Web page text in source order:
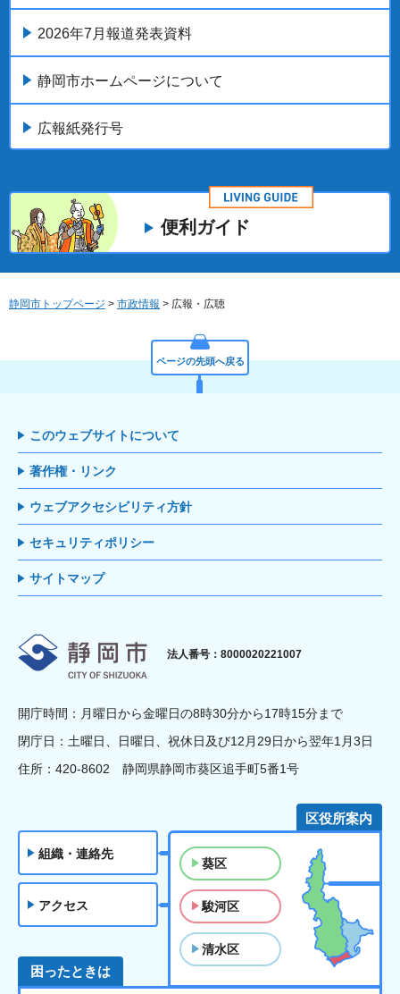
2026年7月報道発表資料
静岡市ホームページについて
広報紙発行号
便利ガイド
静岡市トップページ > 市政情報 > 広報・広聴
ページの先頭へ戻る
このウェブサイトについて
著作権・リンク
ウェブアクセシビリティ方針
セキュリティポリシー
サイトマップ
静岡市
法人番号：8000020221007
開庁時間：月曜日から金曜日の8時30分から17時15分まで
閉庁日：土曜日、日曜日、祝休日及び12月29日から翌年1月3日
住所：420-8602 静岡県静岡市葵区追手町5番1号
組織・連絡先
アクセス
区役所案内
葵区
駿河区
清水区
困ったときは